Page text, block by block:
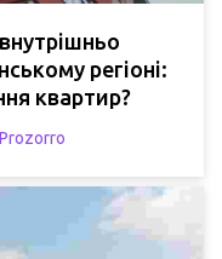
регіоні:
квартир?
Prozorro